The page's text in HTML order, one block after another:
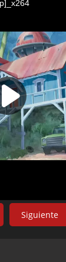
Siguiente